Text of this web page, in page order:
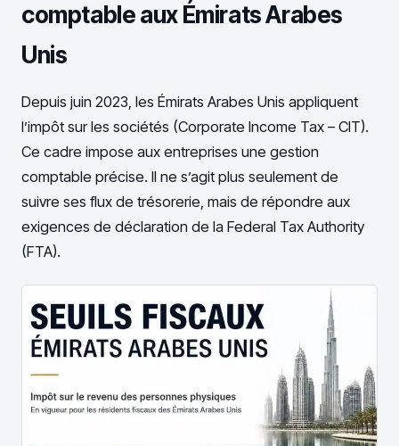
comptable aux Émirats Arabes
Unis
Depuis juin 2023, les Émirats Arabes Unis appliquent
l’impôt sur les sociétés (Corporate Income Tax – CIT).
Ce cadre impose aux entreprises une gestion
comptable précise. Il ne s’agit plus seulement de
suivre ses flux de trésorerie, mais de répondre aux
exigences de déclaration de la Federal Tax Authority
(FTA).